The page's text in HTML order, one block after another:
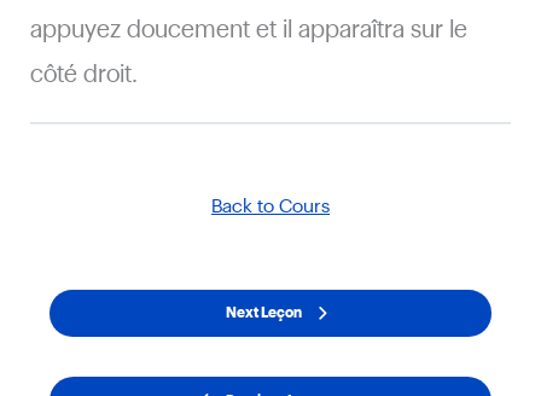
appuyez doucement et il apparaîtra sur le
côté droit.
Back to Cours
Next Leçon